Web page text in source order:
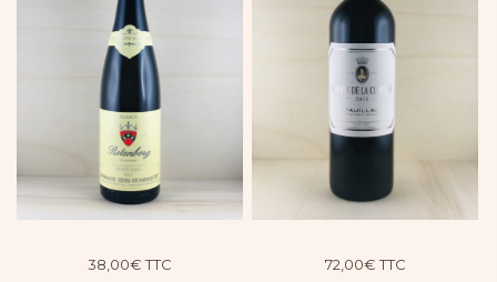
38,00€ TTC 72,00€ TTC